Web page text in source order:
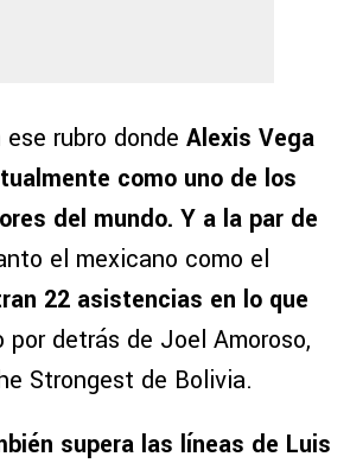
rubro donde Alexis Vega
como uno de los
del mundo. Y a la par de
el mexicano como el
22 asistencias en lo que
por detrás de Joel Amoroso,
Strongest de Bolivia.
supera las líneas de Luis